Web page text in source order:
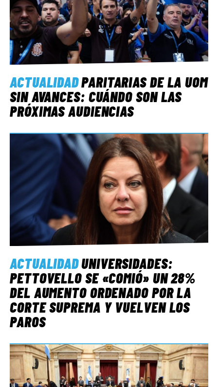
ACTUALIDADPARITARIAS DE LA UOM
SIN AVANCES: CUÁNDO SON LAS
PRÓXIMAS AUDIENCIAS
ACTUALIDADUNIVERSIDADES:
PETTOVELLO SE «COMIÓ» UN 28%
DEL AUMENTO ORDENADO POR LA
CORTE SUPREMA Y VUELVEN LOS
PAROS